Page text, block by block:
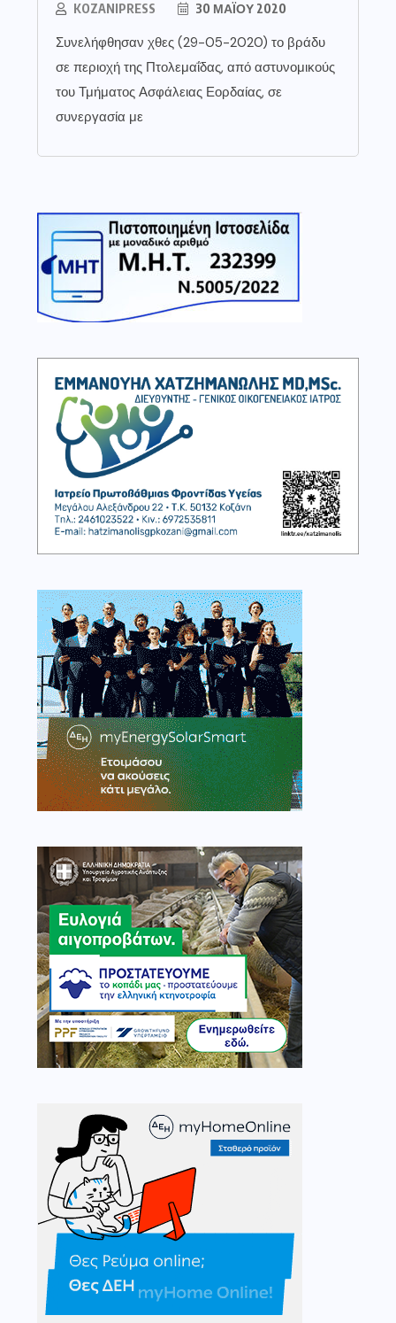
KOZANIPRESS 30 ΜΑΪ́ΟΥ 2020
Συνελήφθησαν χθες (29-05-2020) το βράδυ
σε περιοχή της Πτολεμαΐδας, από αστυνομικούς
του Τμήματος Ασφάλειας Εορδαίας, σε
συνεργασία με